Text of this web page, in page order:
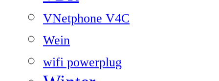
VNetphone V4C
Wein
wifi powerplug